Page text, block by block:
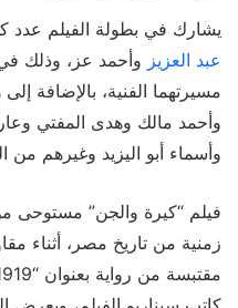
يشارك في بطولة الفيلم عدد
عبد العزيز وأحمد عز، وذلك
مسيرتهما الفنية، بالإضافة
وأحمد مالك وهدى المفتي
وأسماء أبو اليزيد وغيرهم من
فيلم “كيرة والجن” مستوحى
زمنية من تاريخ مصر، أثناء